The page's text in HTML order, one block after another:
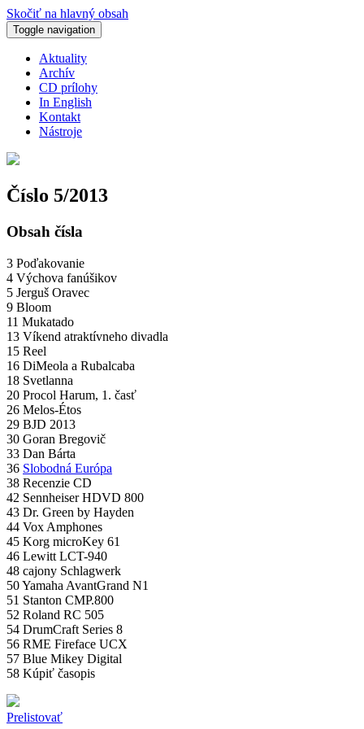
Skočiť na hlavný obsah
Toggle navigation
Aktuality
Archív
CD prílohy
In English
Kontakt
Nástroje
Číslo 5/2013
Obsah čísla
3 Poďakovanie
4 Výchova fanúšikov
5 Jerguš Oravec
9 Bloom
11 Mukatado
13 Víkend atraktívneho divadla
15 Reel
16 DiMeola a Rubalcaba
18 Svetlanna
20 Procol Harum, 1. časť
26 Melos-Étos
29 BJD 2013
30 Goran Bregovič
33 Dan Bárta
36 Slobodná Európa
38 Recenzie CD
42 Sennheiser HDVD 800
43 Dr. Green by Hayden
44 Vox Amphones
45 Korg microKey 61
46 Lewitt LCT-940
48 cajony Schlagwerk
50 Yamaha AvantGrand N1
51 Stanton CMP.800
52 Roland RC 505
54 DrumCraft Series 8
56 RME Fireface UCX
57 Blue Mikey Digital
58 Kúpiť časopis
Prelistovať